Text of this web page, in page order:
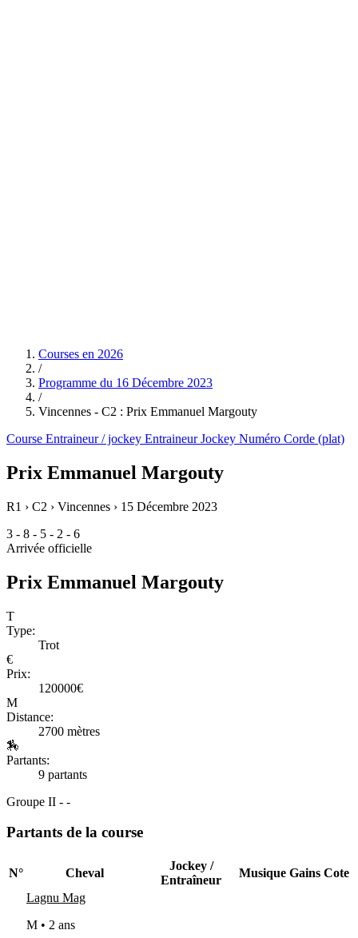
Courses en 2026
/
Programme du 16 Décembre 2023
/
Vincennes - C2 : Prix Emmanuel Margouty
Course Entraineur / jockey EntraineurJockey Numéro Corde (plat)
Prix Emmanuel Margouty
R1 › C2 › Vincennes › 15 Décembre 2023
3 - 8 - 5 - 2 - 6
Arrivée officielle
Prix Emmanuel Margouty
T
Type:
Trot
€
Prix:
120000€
M
Distance:
2700 mètres
🏇
Partants:
9 partants
Groupe II - -
Partants de la course
N° Cheval
Jockey /
Entraîneur
Musique Gains Cote
Lagnu Mag
M • 2 ans